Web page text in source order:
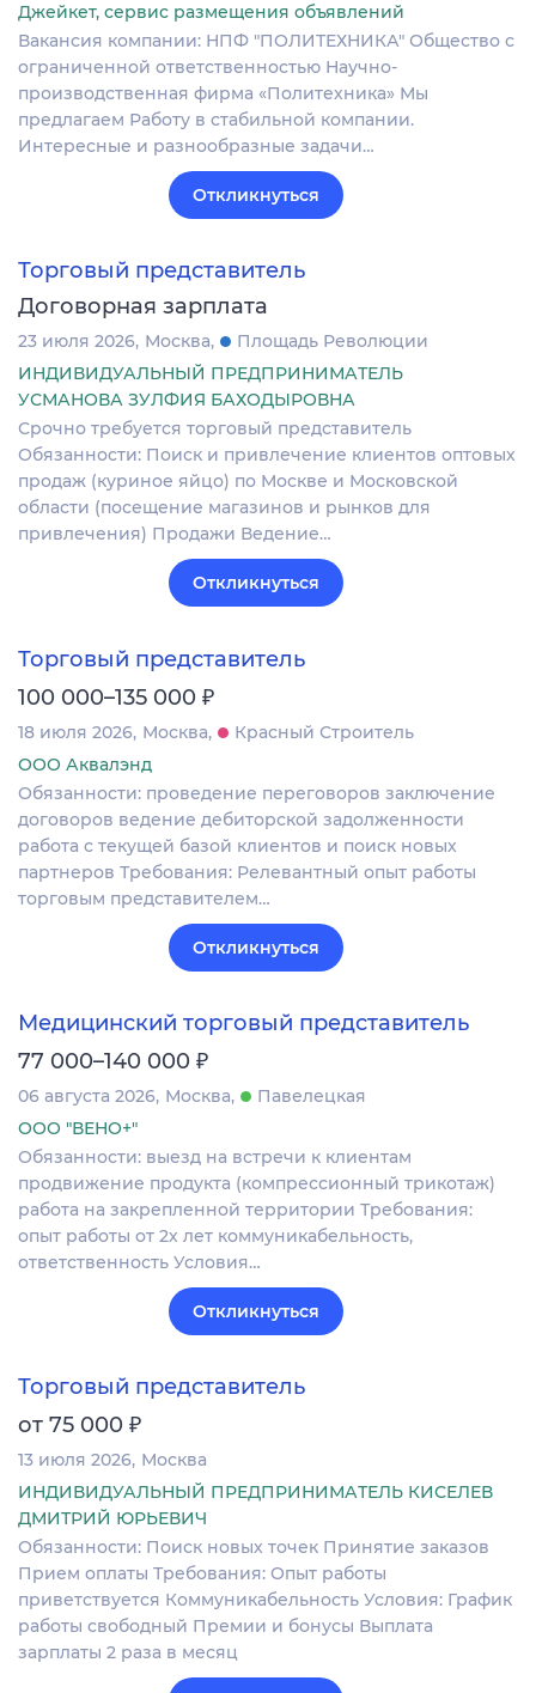
Джейкет, сервис размещения объявлений
Вакансия компании: НПФ "ПОЛИТЕХНИКА" Общество с
ограниченной ответственностью Научно-
производственная фирма «Политехника» Мы
предлагаем Работу в стабильной компании.
Интересные и разнообразные задачи…
Откликнуться
Торговый представитель
Договорная зарплата
23 июля 2026 Москва
Площадь Революции
ИНДИВИДУАЛЬНЫЙ ПРЕДПРИНИМАТЕЛЬ
УСМАНОВА ЗУЛФИЯ БАХОДЫРОВНА
Срочно требуется торговый представитель
Обязанности: Поиск и привлечение клиентов оптовых
продаж (куриное яйцо) по Москве и Московской
области (посещение магазинов и рынков для
привлечения) Продажи Ведение…
Откликнуться
Торговый представитель
100 000–135 000 ₽
18 июля 2026 Москва
Красный Строитель
ООО Аквалэнд
Обязанности: проведение переговоров заключение
договоров ведение дебиторской задолженности
работа с текущей базой клиентов и поиск новых
партнеров Требования: Релевантный опыт работы
торговым представителем…
Откликнуться
Медицинский торговый представитель
77 000–140 000 ₽
06 августа 2026 Москва
Павелецкая
ООО "ВЕНО+"
Обязанности: выезд на встречи к клиентам
продвижение продукта (компрессионный трикотаж)
работа на закрепленной территории Требования:
опыт работы от 2х лет коммуникабельность,
ответственность Условия…
Откликнуться
Торговый представитель
от 75 000 ₽
13 июля 2026 Москва
ИНДИВИДУАЛЬНЫЙ ПРЕДПРИНИМАТЕЛЬ КИСЕЛЕВ
ДМИТРИЙ ЮРЬЕВИЧ
Обязанности: Поиск новых точек Принятие заказов
Прием оплаты Требования: Опыт работы
приветствуется Коммуникабельность Условия: График
работы свободный Премии и бонусы Выплата
зарплаты 2 раза в месяц